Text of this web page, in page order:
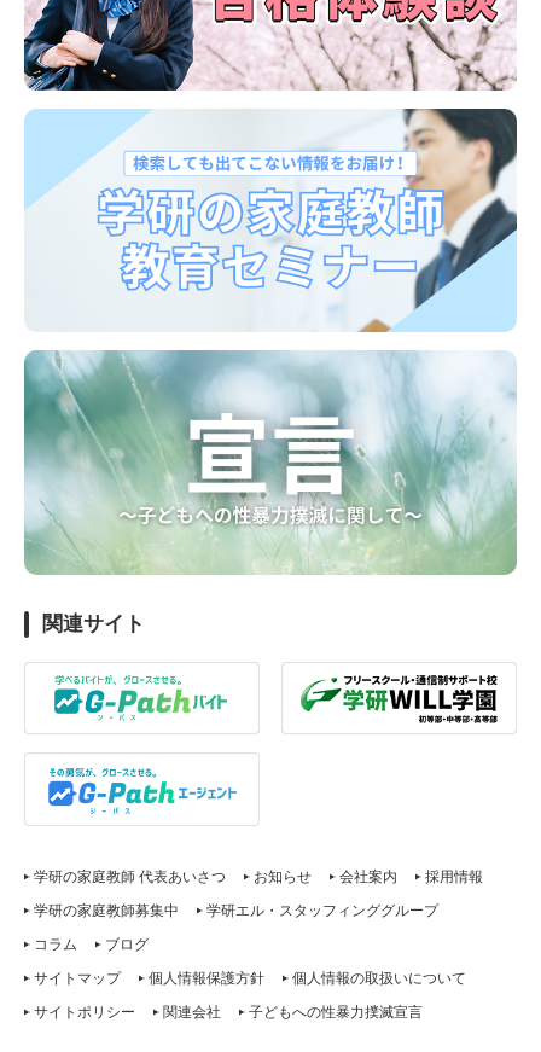
関連サイト
学研の家庭教師 代表あいさつ お知らせ 会社案内
採用情報
学研の家庭教師募集中
学研エル・スタッフィンググループ
コラム
ブログ
サイトマップ
個人情報保護方針
個人情報の取扱いについて
サイトポリシー
関連会社 子どもへの性暴力撲滅宣言